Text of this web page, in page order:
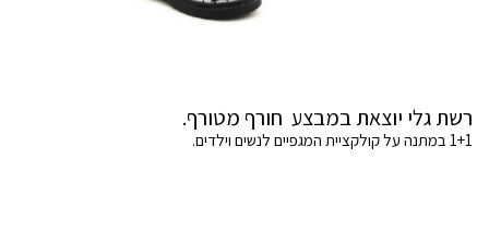
רשת גלי יוצאת במבצע חורף מטורף.
1+1 במתנה על קולקציית המגפיים לנשים וילדים.